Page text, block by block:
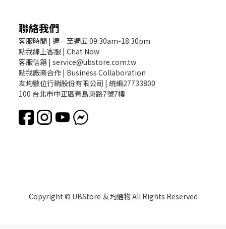
聯絡我們
客服時間 | 週一至週五 09:30am-18:30pm
點我線上客服 | Chat Now
客服信箱 | service@ubstore.com.tw
點我廠商合作 | Business Collaboration
友均數位行銷股份有限公司 | 統編27733800
100 台北市中正區青島東路7號7樓
Copyright © UBStore 友均選物 All Rights Reserved